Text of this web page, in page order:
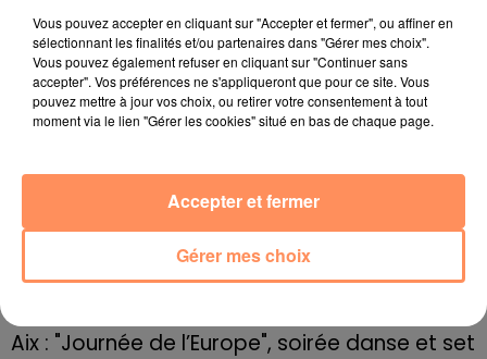
10 mai 2022
Toulon : des quais électrifiés pour 2023 !
10 mai 2022
Cassis organise sa traditionnelle "Fête du vin"
8 mai 2022
Le rappeur marseillais Soprano invité de
E=M6
Aix : "Journée de l’Europe", soirée danse et set
Vous pouvez accepter en cliquant sur "Accepter et fermer", ou affiner en
sélectionnant les finalités et/ou partenaires dans "Gérer mes choix".
Vous pouvez également refuser en cliquant sur "Continuer sans
accepter". Vos préférences ne s'appliqueront que pour ce site. Vous
pouvez mettre à jour vos choix, ou retirer votre consentement à tout
moment via le lien "Gérer les cookies" situé en bas de chaque page.
Gérer mes choix
Accepter et fermer